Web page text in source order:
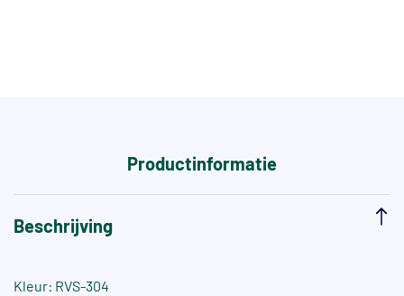
Productinformatie
Beschrijving
Kleur: RVS-304